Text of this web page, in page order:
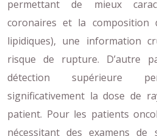
permettant de mieux
coronaires et la composition
lipidiques), une information
risque de rupture. D’autre
détection supérieure
significativement la dose de
patient. Pour les patients
nécessitant des examens de